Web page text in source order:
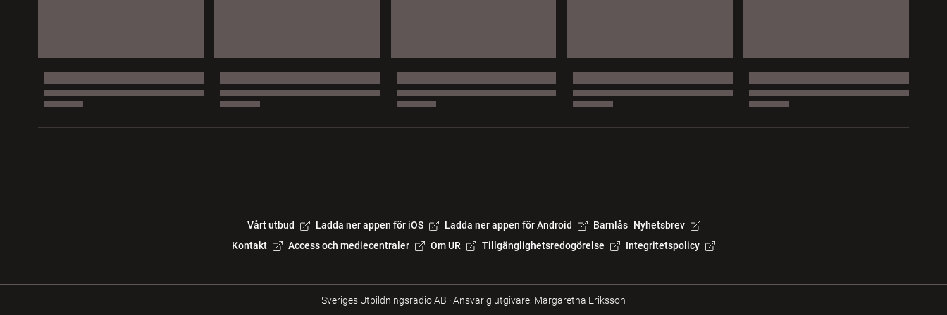
Vårt utbud Ladda ner appen för iOS Ladda ner appen för Android Barnlås Nyhetsbrev
Kontakt
Access och mediecentraler Om UR Tillgänglighetsredogörelse Integritetspolicy
Sveriges Utbildningsradio AB ·Ansvarig utgivare: Margaretha Eriksson